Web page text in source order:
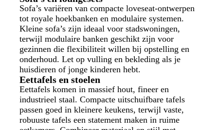
Sofa’s variëren van compacte loveseat-ontwerpen
tot royale hoekbanken en modulaire systemen.
Kleine sofa’s zijn ideaal voor stadswoningen,
terwijl modulaire banken geschikt zijn voor
gezinnen die flexibiliteit willen bij opstelling en
onderhoud. Let op vulling en bekleding als je
huisdieren of jonge kinderen hebt.
Eettafels en stoelen
Eettafels komen in massief hout, fineer en
industrieel staal. Compacte uitschuifbare tafels
passen goed in kleinere keukens, terwijl vaste,
robuuste tafels een statement maken in ruime